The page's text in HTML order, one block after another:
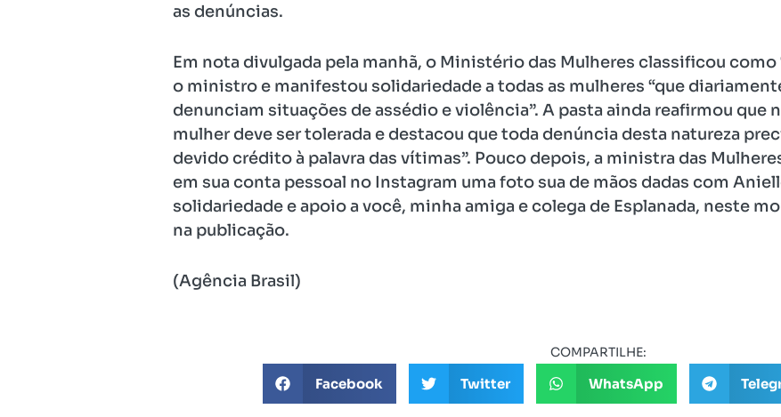
as denúncias.
Em nota divulgada pela manhã, o Ministério das Mulheres classificou como
o ministro e manifestou solidariedade a todas as mulheres “que
denunciam situações de assédio e violência”. A pasta ainda reafirmou que
mulher deve ser tolerada e destacou que toda denúncia desta natureza
devido crédito à palavra das vítimas”. Pouco depois, a ministra das
em sua conta pessoal no Instagram uma foto sua de mãos dadas com
solidariedade e apoio a você, minha amiga e colega de Esplanada, neste
na publicação.
(Agência Brasil)
COMPARTILHE:
Facebook Twitter WhatsApp